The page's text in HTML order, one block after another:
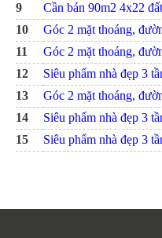
9
Cần bán 90m2 4x22
10
Góc 2 mặt thoáng,
11
Góc 2 mặt thoáng,
12
Siêu phẩm nhà đẹp 3
13
Góc 2 mặt thoáng,
14
Siêu phẩm nhà đẹp 3
15
Siêu phẩm nhà đẹp 3